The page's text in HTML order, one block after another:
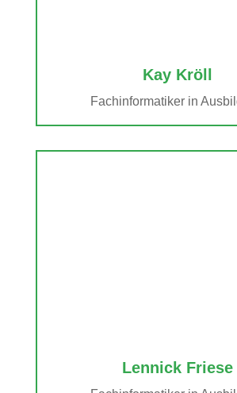
Kay Kröll
Fachinformatiker in
Lennick Friese